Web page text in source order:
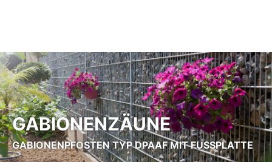
GABIONENZÄUNE
GABIONENPFOSTEN TYP DPAAF MIT FUSSPLATTE